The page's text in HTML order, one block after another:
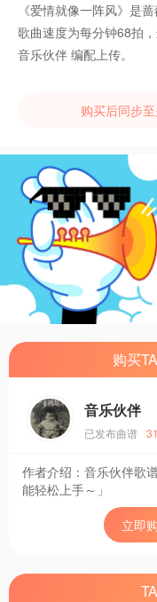
《爱情就像一阵风》是
歌曲速度为每分钟68拍
音乐伙伴 编配上传。
购买后同步
购买
音乐伙伴
已发布曲谱
作者介绍： 音乐伙伴歌
能轻松上手～」
立即